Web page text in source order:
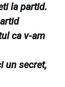
la partid.
ca v-am
un secret,